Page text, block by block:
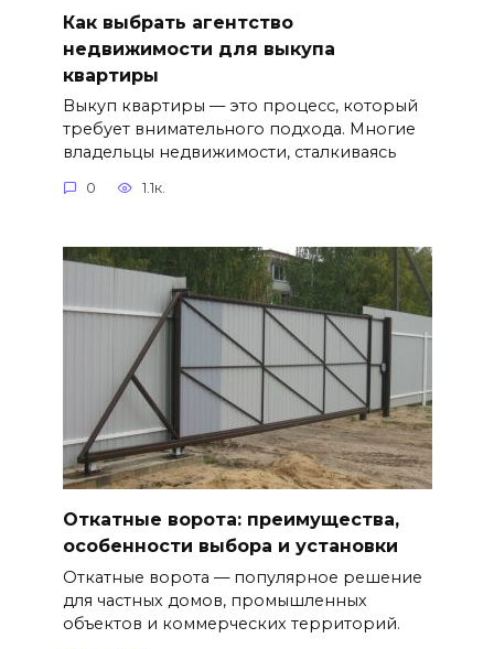
Как выбрать агентство
недвижимости для выкупа
квартиры
Выкуп квартиры — это процесс, который
требует внимательного подхода. Многие
владельцы недвижимости, сталкиваясь
0 1.1к.
Откатные ворота: преимущества,
особенности выбора и установки
Откатные ворота — популярное решение
для частных домов, промышленных
объектов и коммерческих территорий.